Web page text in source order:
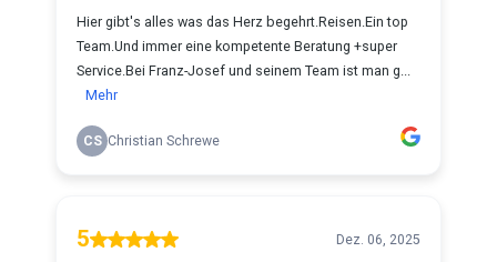
Hier gibt's alles was das Herz begehrt.Reisen.Ein top
Team.Und immer eine kompetente Beratung +super
Service.Bei Franz-Josef und seinem Team ist man g...
Mehr
CS Christian Schrewe
5 Dez. 06, 2025